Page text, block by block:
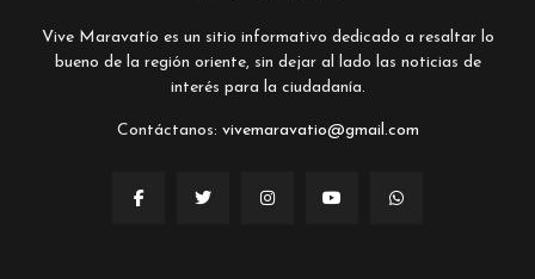
Vive Maravatío es un sitio informativo dedicado a resaltar lo
bueno de la región oriente, sin dejar al lado las noticias de
interés para la ciudadanía.
Contáctanos: vivemaravatio@gmail.com